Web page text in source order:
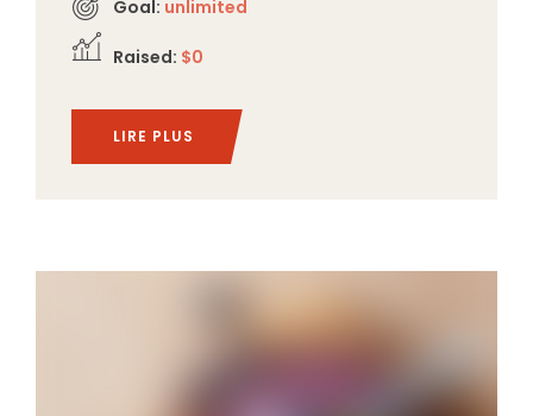
Goal: unlimited
Raised: $0
LIRE PLUS